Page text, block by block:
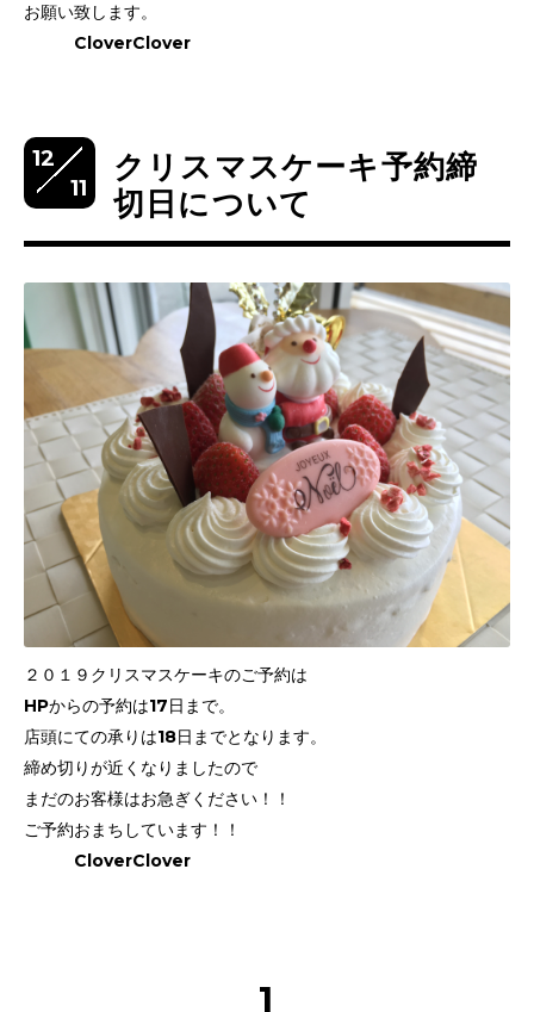
お願い致します。
CloverClover
12
11
クリスマスケーキ予約締
切日について
２０１９クリスマスケーキのご予約は
HPからの予約は17日まで。
店頭にての承りは18日までとなります。
締め切りが近くなりましたので
まだのお客様はお急ぎください！！
ご予約おまちしています！！
CloverClover
1